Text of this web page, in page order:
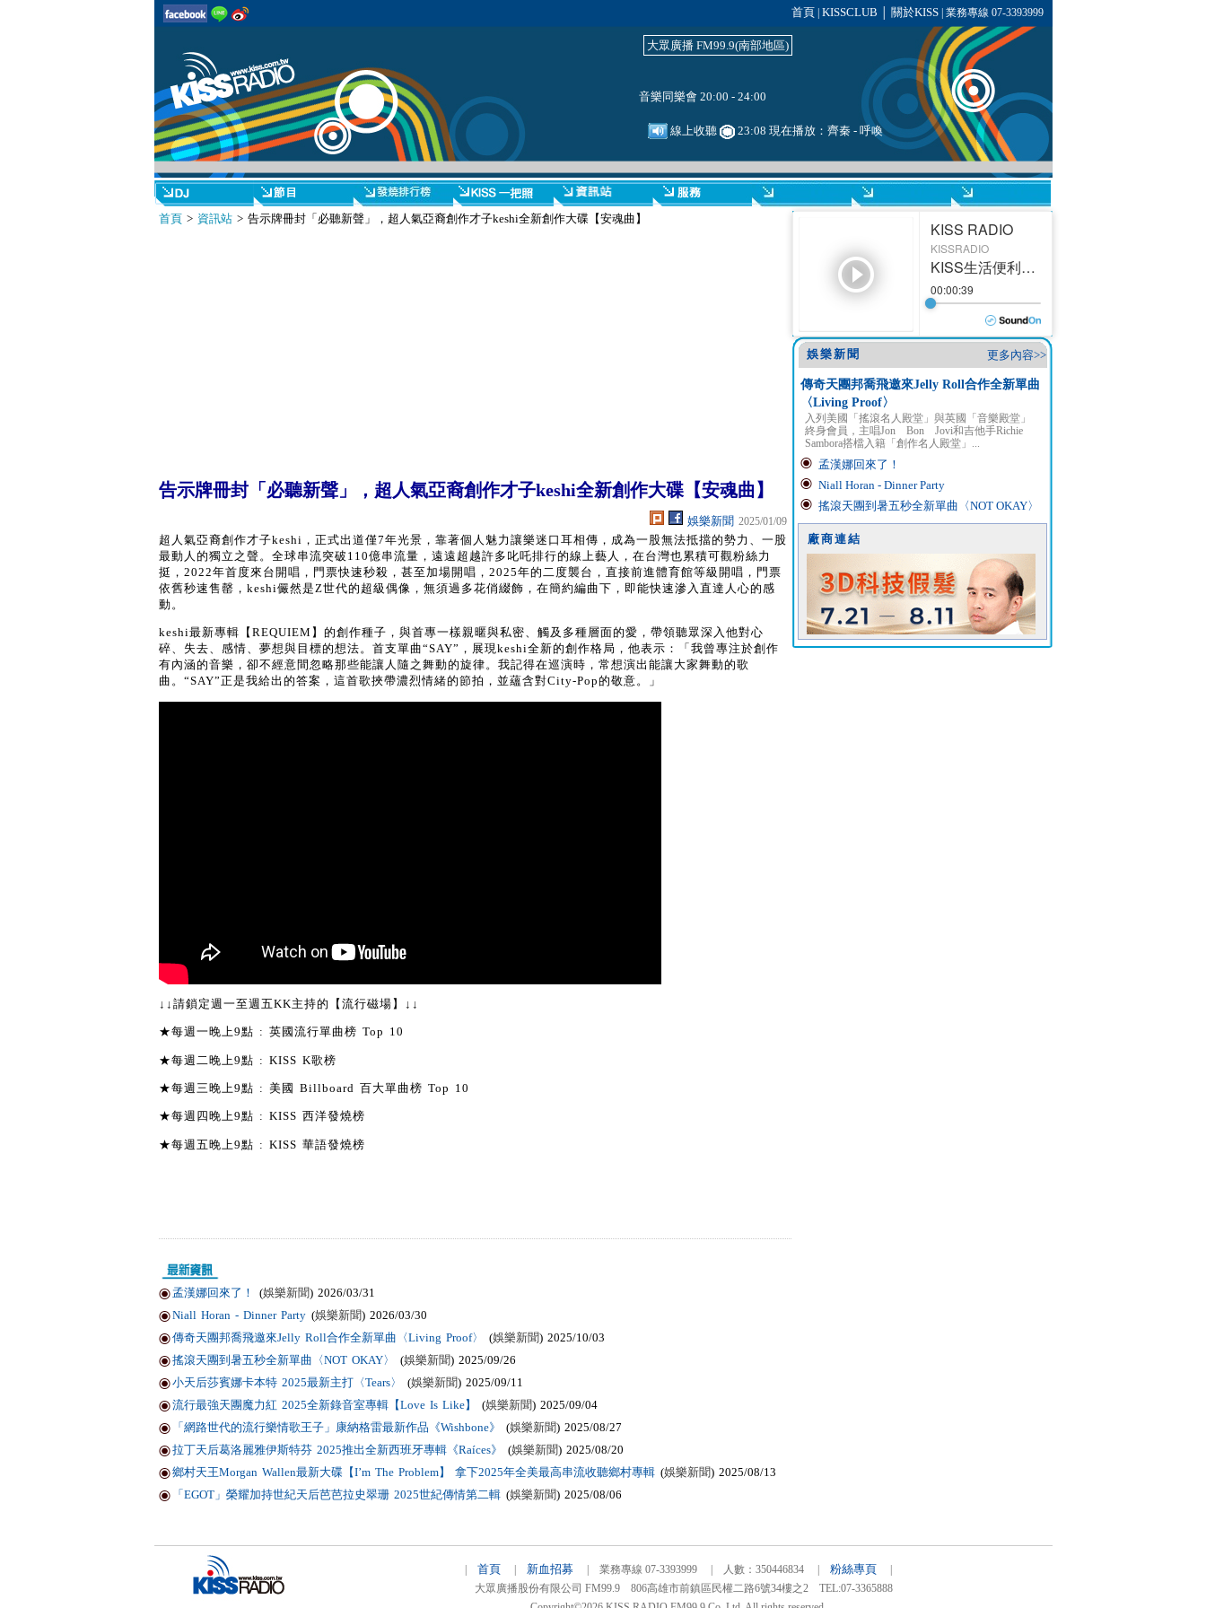
首頁 KISSCLUB 關於KISS| 業務專線 07-3393999
大眾廣播 FM99.9(南部地區)
音樂同樂會 20:00 - 24:00
線上收聽 23:08 現在播放： 齊秦 - 呼喚
首頁> 資訊站> 告示牌冊封「必聽新聲」，超人氣亞裔創作才子keshi全新創作大碟【安魂曲】
告示牌冊封「必聽新聲」，超人氣亞裔創作才子keshi全新創作大碟【安魂曲】
娛樂新聞 2025/01/09
超人氣亞裔創作才子keshi，正式出道僅7年光景，靠著個人魅力讓樂迷口耳相傳，成為一股無法抵擋的勢力、一股
最動人的獨立之聲。全球串流突破110億串流量，遠遠超越許多叱吒排行的線上藝人，在台灣也累積可觀粉絲力
挺，2022年首度來台開唱，門票快速秒殺，甚至加場開唱，2025年的二度襲台，直接前進體育館等級開唱，門票
依舊秒速售罄，keshi儼然是Z世代的超級偶像，無須過多花俏綴飾，在簡約編曲下，即能快速滲入直達人心的感
動。
keshi最新專輯【REQUIEM】的創作種子，與首專一樣親暱與私密、觸及多種層面的愛，帶領聽眾深入他對心
碎、失去、感情、夢想與目標的想法。首支單曲“SAY”，展現keshi全新的創作格局，他表示：「我曾專注於創作
有內涵的音樂，卻不經意間忽略那些能讓人隨之舞動的旋律。我記得在巡演時，常想演出能讓大家舞動的歌
曲。“SAY”正是我給出的答案，這首歌挾帶濃烈情緒的節拍，並蘊含對City-Pop的敬意。」
↓↓請鎖定週一至週五KK主持的【流行磁場】↓↓
★每週一晚上9點 : 英國流行單曲榜 Top 10
★每週二晚上9點 : KISS K歌榜
★每週三晚上9點 : 美國 Billboard 百大單曲榜 Top 10
★每週四晚上9點 : KISS 西洋發燒榜
★每週五晚上9點 : KISS 華語發燒榜
孟漢娜回來了！ (娛樂新聞) 2026/03/31
Niall Horan - Dinner Party (娛樂新聞) 2026/03/30
傳奇天團邦喬飛邀來Jelly Roll合作全新單曲〈Living Proof〉
(娛樂新聞) 2025/10/03
搖滾天團到暑五秒全新單曲〈NOT OKAY〉
(娛樂新聞) 2025/09/26
小天后莎賓娜卡本特 2025最新主打〈Tears〉
(娛樂新聞) 2025/09/11
流行最強天團魔力紅 2025全新錄音室專輯【Love Is Like】
(娛樂新聞) 2025/09/04
「網路世代的流行樂情歌王子」康納格雷最新作品《Wishbone》
(娛樂新聞) 2025/08/27
拉丁天后葛洛麗雅伊斯特芬 2025推出全新西班牙專輯《Raíces》
(娛樂新聞) 2025/08/20
鄉村天王Morgan Wallen最新大碟【I’m The Problem】 拿下2025年全美最高串流收聽鄉村專輯 (娛樂新聞) 2025/08/13
「EGOT」榮耀加持世紀天后芭芭拉史翠珊 2025世紀傳情第二輯 (娛樂新聞) 2025/08/06
更多內容>>
娛樂新聞
傳奇天團邦喬飛邀來Jelly Roll合作全新單曲
〈Living Proof〉
入列美國「搖滾名人殿堂」與英國「音樂殿堂」
終身會員，主唱Jon Bon Jovi和吉他手Richie
Sambora搭檔入籍「創作名人殿堂」...
孟漢娜回來了！
Niall Horan - Dinner Party
搖滾天團到暑五秒全新單曲〈NOT OKAY〉
廠商連結
首頁 新血招募 | 業務專線 07-3393999 | 人數：350446834 | 粉絲專頁
大眾廣播股份有限公司 FM99.9 806高雄市前鎮區民權二路6號34樓之2 TEL:07-3365888